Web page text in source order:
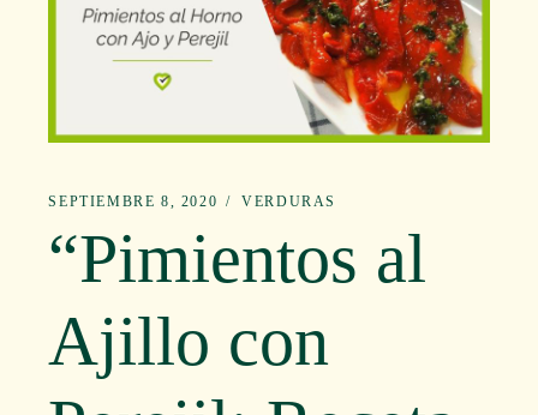
SEPTIEMBRE 8, 2020 VERDURAS
“Pimientos al
Ajillo con